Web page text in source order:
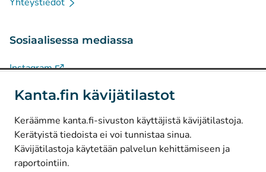
Kanta.fin kävijätilastot
Keräämme kanta.fi-sivuston käyttäjistä kävijätilastoja.
Kerätyistä tiedoista ei voi tunnistaa sinua.
Kävijätilastoja käytetään palvelun kehittämiseen ja
raportointiin.
Sosiaalisessa mediassa
Instagram(Avautuu uuteen välilehteen)
Facebook(Avautuu uuteen välilehteen)
© Kanta-Palvelut, Kansaneläkelaitos
Tietosuoja